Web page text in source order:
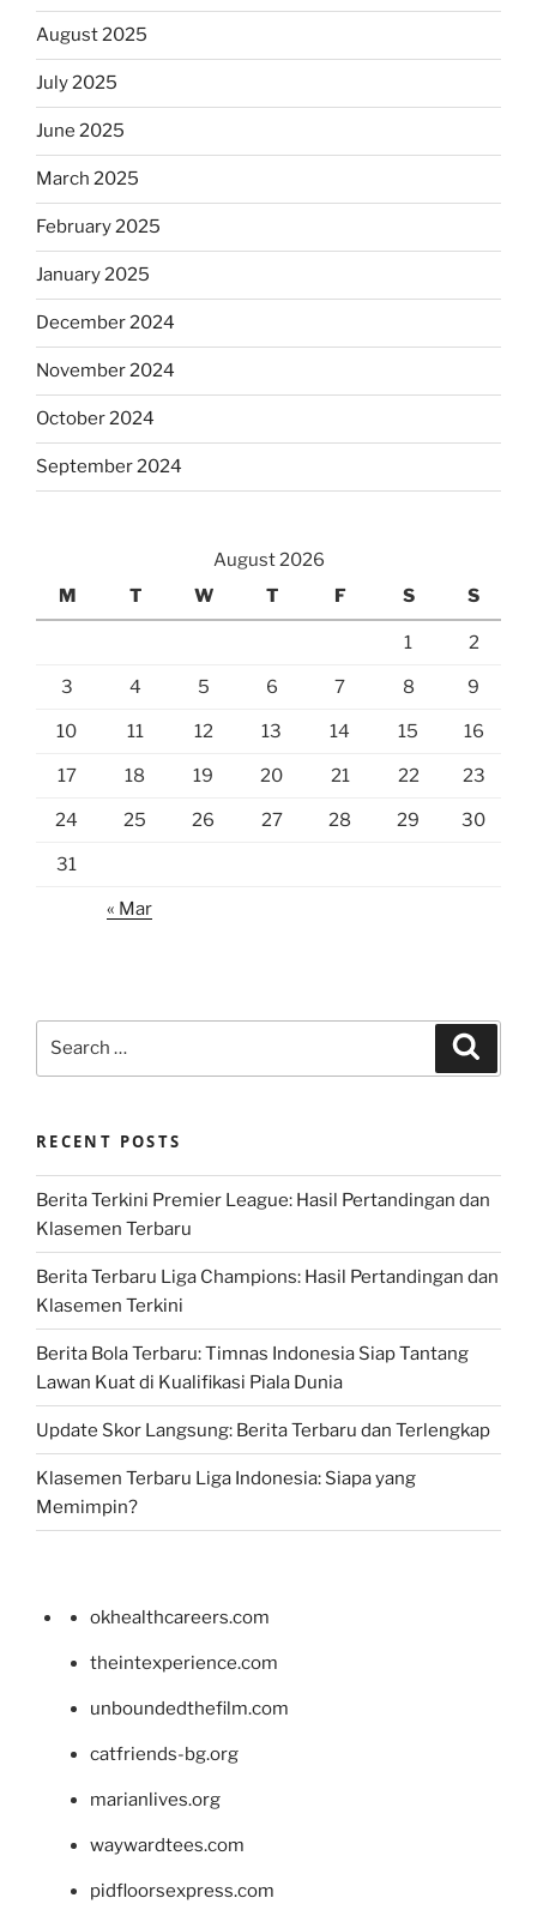
August 2025
July 2025
June 2025
March 2025
February 2025
January 2025
December 2024
November 2024
October 2024
September 2024
August 2026
M
T W T F S S
1 2
3 4 5 6 7 8 9
10 11 12 13 14 15 16
17 18 19 20 21 22 23
24 25 26 27 28 29 30
31
« Mar
RECENT POSTS
Berita Terkini Premier League: Hasil Pertandingan dan
Klasemen Terbaru
Berita Terbaru Liga Champions: Hasil Pertandingan dan
Klasemen Terkini
Berita Bola Terbaru: Timnas Indonesia Siap Tantang
Lawan Kuat di Kualifikasi Piala Dunia
Update Skor Langsung: Berita Terbaru dan Terlengkap
Klasemen Terbaru Liga Indonesia: Siapa yang
Memimpin?
okhealthcareers.com
theintexperience.com
unboundedthefilm.com
catfriends-bg.org
marianlives.org
waywardtees.com
pidfloorsexpress.com